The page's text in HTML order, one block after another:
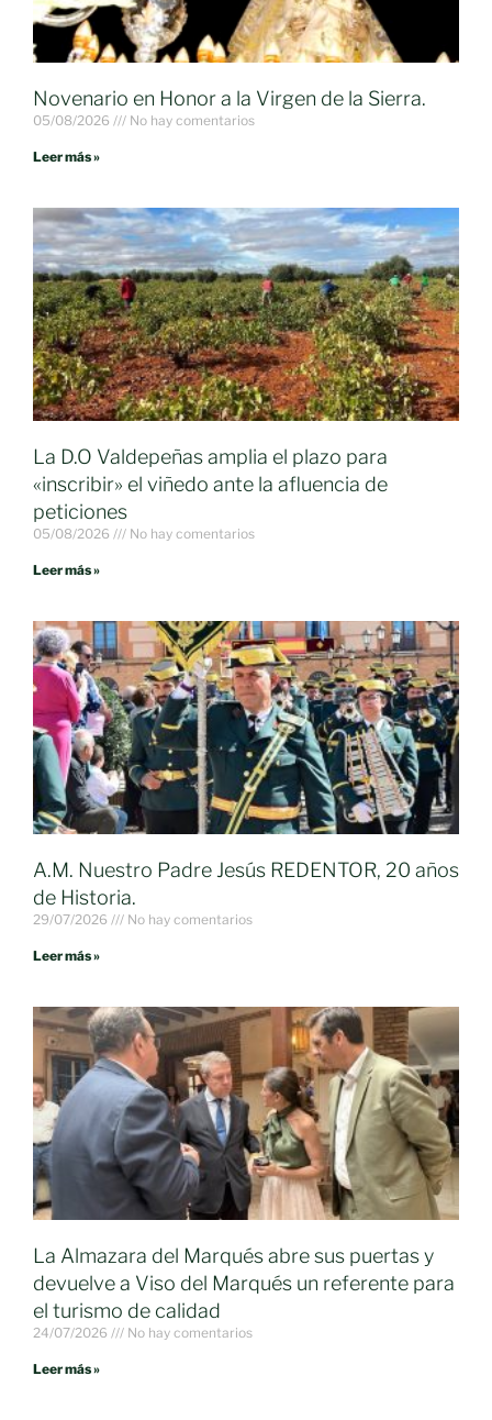
Novenario en Honor a la Virgen de la Sierra.
05/08/2026 No hay comentarios
Leer más »
La D.O Valdepeñas amplia el plazo para
«inscribir» el viñedo ante la afluencia de
peticiones
05/08/2026 No hay comentarios
Leer más »
A.M. Nuestro Padre Jesús REDENTOR, 20 años
de Historia.
29/07/2026 No hay comentarios
Leer más »
La Almazara del Marqués abre sus puertas y
devuelve a Viso del Marqués un referente para
el turismo de calidad
24/07/2026 No hay comentarios
Leer más »